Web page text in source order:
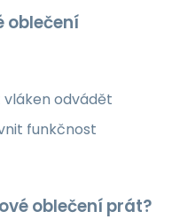
oblečení
vláken odvádět
funkčnost
oblečení prát?